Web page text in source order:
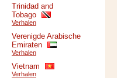
Trinidad and
Tobago
Verhalen
Verenigde Arabische
Emiraten
Verhalen
Vietnam
Verhalen